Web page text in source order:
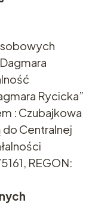
Rycicka”
: Czubajkowa
Centralnej
REGON: